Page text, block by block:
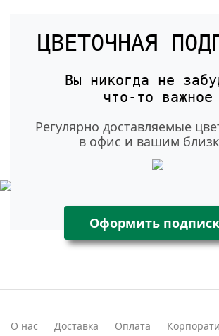
ЦВЕТОЧНАЯ
Вы никогда не
что-то важное
Регулярно доставляемые
в офис и вашим
Оформить
О нас Доставка Оплата